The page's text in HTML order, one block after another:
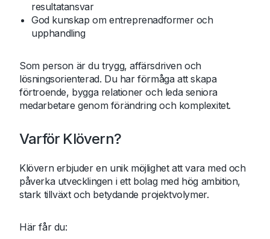
resultatansvar
God kunskap om entreprenadformer och
upphandling
Som person är du trygg, affärsdriven och
lösningsorienterad. Du har förmåga att skapa
förtroende, bygga relationer och leda seniora
medarbetare genom förändring och komplexitet.
Varför Klövern?
Klövern erbjuder en unik möjlighet att vara med och
påverka utvecklingen i ett bolag med hög ambition,
stark tillväxt och betydande projektvolymer.
Här får du: